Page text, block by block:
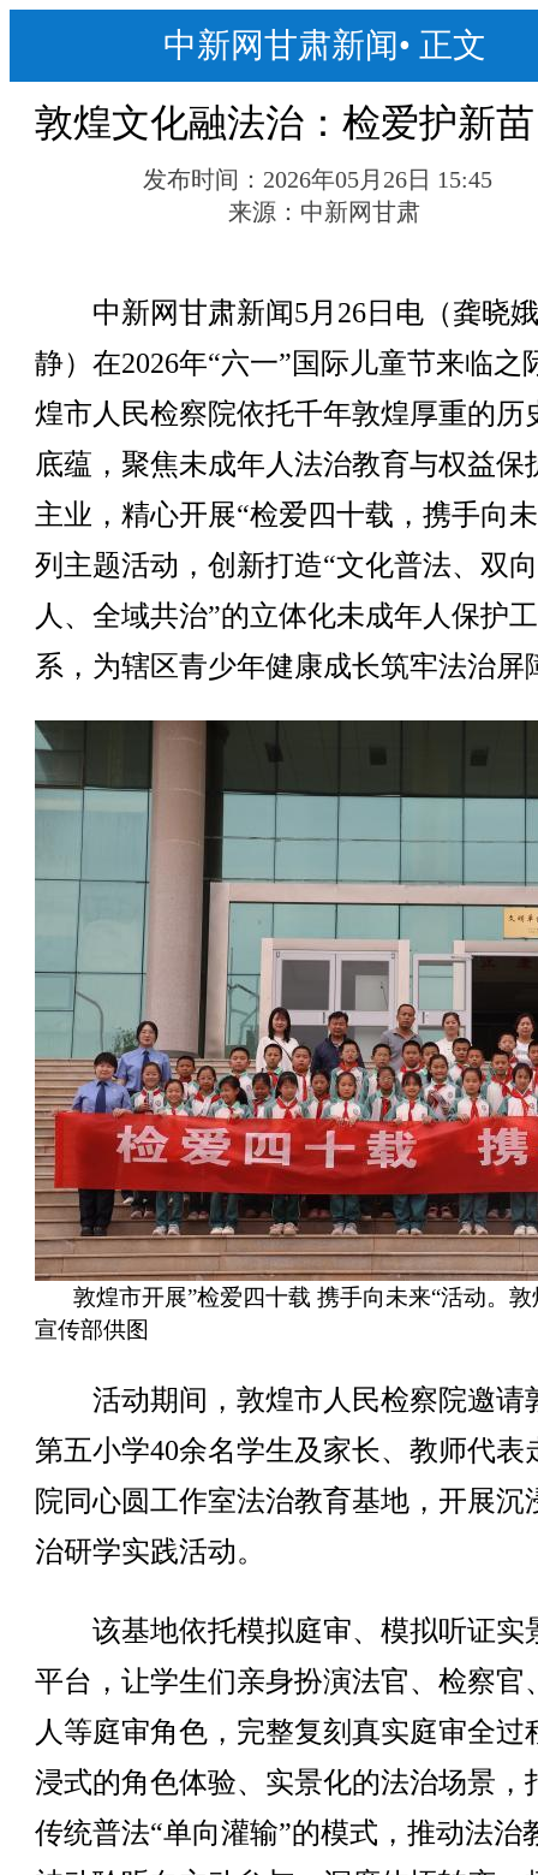
中新网甘肃新闻• 正文
敦煌文化融法治：检爱护新苗
发布时间： 2026年05月26日 15:45
来源： 中新网甘肃
中新网甘肃新闻5月26日电（龚晓
静）在2026年“六一”国际儿童节来临之
煌市人民检察院依托千年敦煌厚重的历
底蕴，聚焦未成年人法治教育与权益保
主业，精心开展“检爱四十载，携手向
列主题活动，创新打造“文化普法、双
人、全域共治”的立体化未成年人保护
系，为辖区青少年健康成长筑牢法治屏
敦煌市开展”检爱四十载 携手向未来“活动。
宣传部供图
活动期间，敦煌市人民检察院邀请
第五小学40余名学生及家长、教师代表
院同心圆工作室法治教育基地，开展沉
治研学实践活动。
该基地依托模拟庭审、模拟听证实
平台，让学生们亲身扮演法官、检察官
人等庭审角色，完整复刻真实庭审全过
浸式的角色体验、实景化的法治场景，
传统普法“单向灌输”的模式，推动法治